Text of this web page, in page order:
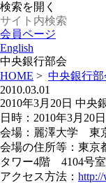
検索を開く
会員ページ
English
中央銀行部会
HOME > 中央銀行部
2010.03.01
2010年3月20日 中央
日時：2010年3月20
会場：麗澤大学 東
会場の住所等：東
タワー4階 4104号室
アクセス方法：